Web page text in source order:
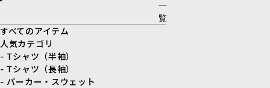
一
覧
すべてのアイテム
人気カテゴリ
- Tシャツ（半袖）
- Tシャツ（長袖）
- パーカー・スウェット